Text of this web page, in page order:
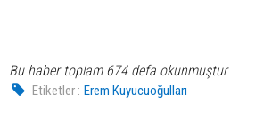
Bu haber toplam 674 defa okunmuştur
Etiketler : Erem Kuyucuoğulları